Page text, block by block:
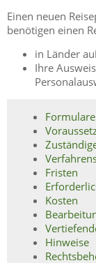
Einen neuen
benötigen einen
in Länder
Ihre
Formulare
Fristen
Kosten
Hinweise